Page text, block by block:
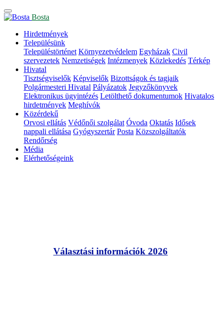
Bosta
Hirdetmények
Településünk
Településtörténet Környezetvédelem Egyházak Civil
szervezetek Nemzetiségek Intézmenyek Közlekedés Térkép
Hivatal
Tisztségviselők Képviselők Bizottságok és tagjaik
Polgármesteri Hivatal Pályázatok Jegyzőkönyvek
Elektronikus ügyintézés Letölthető dokumentumok Hivatalos
hirdetmények Meghívók
Közérdekű
Orvosi ellátás Védőnői szolgálat Óvoda Oktatás Idősek
nappali ellátása Gyógyszertár Posta Közszolgáltatók
Rendőrség
Média
Elérhetőségeink
Választási információk 2026